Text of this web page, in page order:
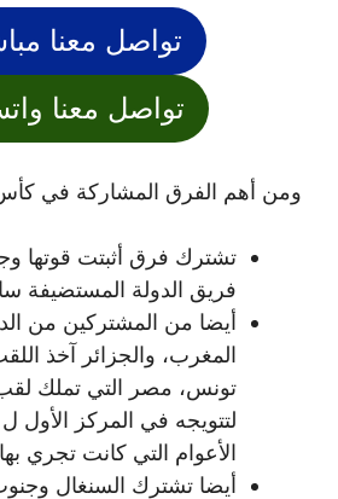
تواصل معنا
تواصل معنا
ومن أهم الفرق المشاركة في كأس
تشترك فرق أثبتت قوتها
فريق الدولة المستضيفة
أيضا من المشتركين من
تونس، مصر التي تملك
الأعوام التي كانت تجري
أيضا تشترك السنغال وجنوب